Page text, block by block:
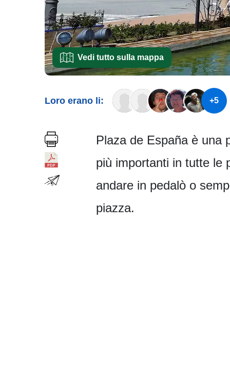
Vedi tutto sulla mappa
Loro erano li: +5
Plaza de España è una
più importanti in tutte le
andare in pedalò o
piazza.